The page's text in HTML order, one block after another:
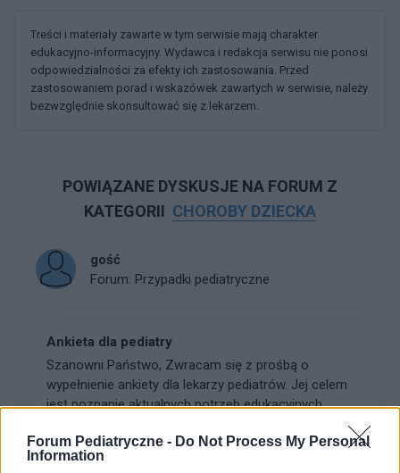
Forum Pediatryczne - Do Not Process My Personal
Information
Treści i materiały zawarte w tym serwisie mają charakter
edukacyjno-informacyjny. Wydawca i redakcja serwisu nie ponosi
odpowiedzialności za efekty ich zastosowania. Przed
zastosowaniem porad i wskazówek zawartych w serwisie, należy
bezwzględnie skonsultować się z lekarzem.
POWIĄZANE DYSKUSJE NA FORUM Z
KATEGORII CHOROBY DZIECKA
gość
Forum: Przypadki pediatryczne
Ankieta dla pediatry
Szanowni Państwo, Zwracam się z prośbą o
wypełnienie ankiety dla lekarzy pediatrów. Jej celem
jest poznanie aktualnych potrzeb edukacyjnych
praktyce kl...